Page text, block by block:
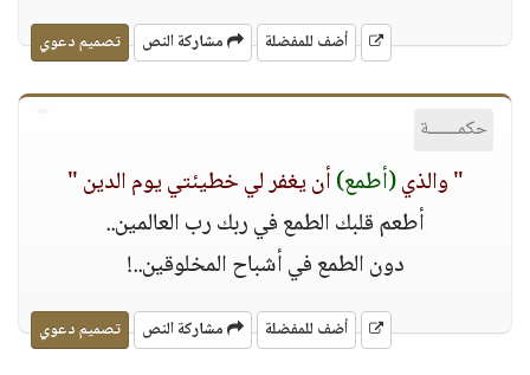
أضف للمفضلة مشاركة النص تصميم دعوي
حكمــــــة
" والذي(أطمع)أن يغفر لي خطيئتي يوم الدين "
أطعم قلبك الطمع في ربك رب العالمين..
دون الطمع في أشباح المخلوقين..!
أضف للمفضلة مشاركة النص تصميم دعوي